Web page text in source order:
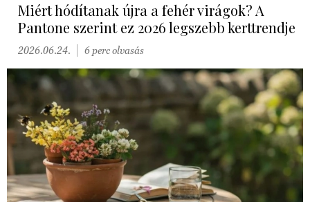
Miért hódítanak újra a fehér virágok? A
Pantone szerint ez 2026 legszebb kerttrendje
2026.06.24. 6 perc olvasás